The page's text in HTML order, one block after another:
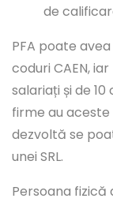
de
PFA poate
coduri CAEN,
salariați și de 10
firme au
dezvoltă se
unei SRL.
Persoana